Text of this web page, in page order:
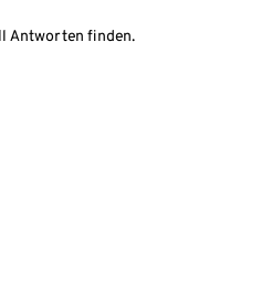
Antworten finden.